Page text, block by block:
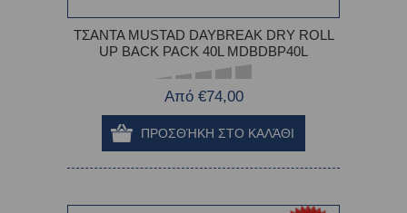
ΤΣΑΝΤΑ MUSTAD DAYBREAK DRY ROLL
UP BACK PACK 40L MDBDBP40L
Από €74,00